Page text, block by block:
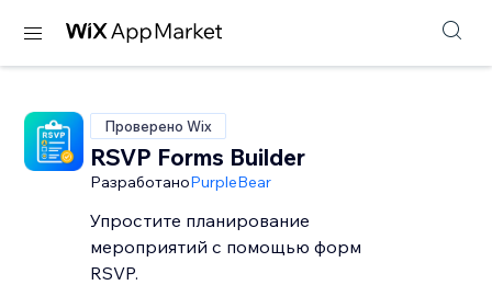
Проверено Wix
RSVP Forms Builder
РазработаноPurpleBear
Упростите планирование
мероприятий с помощью форм
RSVP.